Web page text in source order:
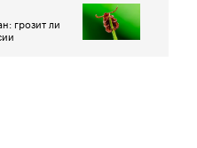
грозит ли